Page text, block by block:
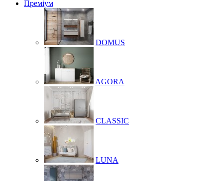
Преміум
DOMUS
AGORA
CLASSIC
LUNA